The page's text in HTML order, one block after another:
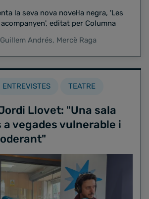
la seva nova novel·la negra, 'Les
editat per Columna
Guillem Andrés, Mercè Raga
ENTREVISTES TEATRE
Llovet: "Una sala
a vegades vulnerable i